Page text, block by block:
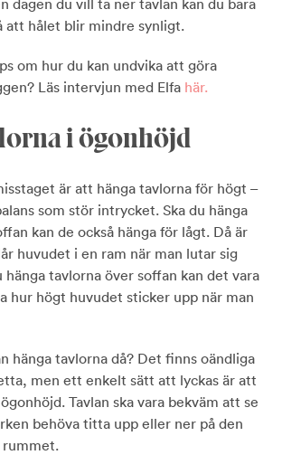
dagen du vill ta ner tavlan kan du bara
att hålet blir mindre synligt.
om hur du kan undvika att göra
Läs intervjun med Elfa här.
i ögonhöjd
är att hänga tavlorna för högt –
som stör intrycket. Ska du hänga
kan de också hänga för lågt. Då är
huvudet i en ram när man lutar sig
hänga tavlorna över soffan kan det vara
hur högt huvudet sticker upp när man
hänga tavlorna då? Det finns oändliga
men ett enkelt sätt att lyckas är att
Tavlan ska vara bekväm att se
behöva titta upp eller ner på den
rummet.